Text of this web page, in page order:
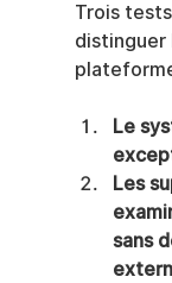
Trois
distinguer
Le
Les
sans